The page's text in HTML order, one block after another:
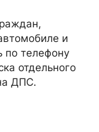
и
по телефону
отдельного
ДПС.